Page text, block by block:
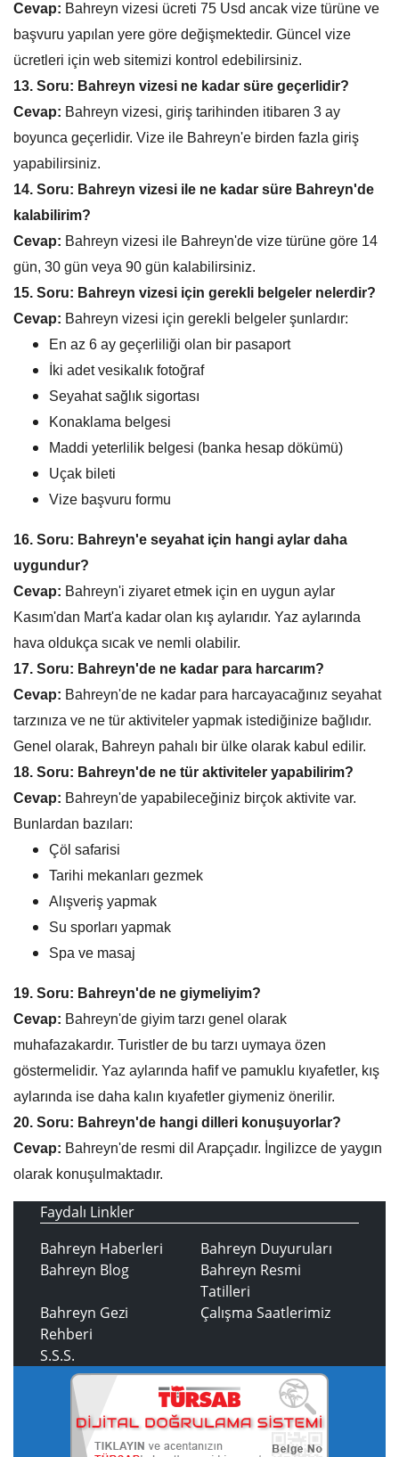
Cevap: Bahreyn vizesi ücreti 75 Usd ancak vize türüne ve
başvuru yapılan yere göre değişmektedir. Güncel vize
ücretleri için web sitemizi kontrol edebilirsiniz.
13. Soru: Bahreyn vizesi ne kadar süre geçerlidir?
Cevap: Bahreyn vizesi, giriş tarihinden itibaren 3 ay
boyunca geçerlidir. Vize ile Bahreyn'e birden fazla giriş
yapabilirsiniz.
14. Soru: Bahreyn vizesi ile ne kadar süre Bahreyn'de
kalabilirim?
Cevap: Bahreyn vizesi ile Bahreyn'de vize türüne göre 14
gün, 30 gün veya 90 gün kalabilirsiniz.
15. Soru: Bahreyn vizesi için gerekli belgeler nelerdir?
Cevap: Bahreyn vizesi için gerekli belgeler şunlardır:
En az 6 ay geçerliliği olan bir pasaport
İki adet vesikalık fotoğraf
Seyahat sağlık sigortası
Konaklama belgesi
Maddi yeterlilik belgesi (banka hesap dökümü)
Uçak bileti
Vize başvuru formu
16. Soru: Bahreyn'e seyahat için hangi aylar daha
uygundur?
Cevap: Bahreyn'i ziyaret etmek için en uygun aylar
Kasım'dan Mart'a kadar olan kış aylarıdır. Yaz aylarında
hava oldukça sıcak ve nemli olabilir.
17. Soru: Bahreyn'de ne kadar para harcarım?
Cevap: Bahreyn'de ne kadar para harcayacağınız seyahat
tarzınıza ve ne tür aktiviteler yapmak istediğinize bağlıdır.
Genel olarak, Bahreyn pahalı bir ülke olarak kabul edilir.
18. Soru: Bahreyn'de ne tür aktiviteler yapabilirim?
Cevap: Bahreyn'de yapabileceğiniz birçok aktivite var.
Bunlardan bazıları:
Çöl safarisi
Tarihi mekanları gezmek
Alışveriş yapmak
Su sporları yapmak
Spa ve masaj
19. Soru: Bahreyn'de ne giymeliyim?
Cevap: Bahreyn'de giyim tarzı genel olarak
muhafazakardır. Turistler de bu tarzı uymaya özen
göstermelidir. Yaz aylarında hafif ve pamuklu kıyafetler, kış
aylarında ise daha kalın kıyafetler giymeniz önerilir.
20. Soru: Bahreyn'de hangi dilleri konuşuyorlar?
Cevap: Bahreyn'de resmi dil Arapçadır. İngilizce de yaygın
olarak konuşulmaktadır.
Faydalı Linkler
Bahreyn Haberleri
Bahreyn Duyuruları
Bahreyn Blog
Bahreyn Resmi
Tatilleri
Bahreyn Gezi
Rehberi
Çalışma Saatlerimiz
S.S.S.